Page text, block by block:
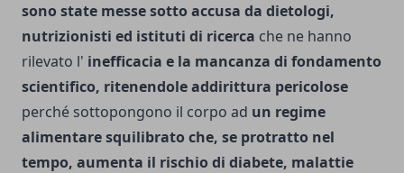
sono state messe sotto accusa da dietologi,
nutrizionisti ed istituti di ricerca che ne hanno
rilevato l' inefficacia e la mancanza di fondamento
scientifico, ritenendole addirittura pericolose
perché sottopongono il corpo ad un regime
alimentare squilibrato che, se protratto nel
tempo, aumenta il rischio di diabete, malattie